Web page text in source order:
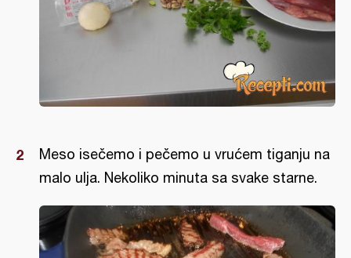
Meso isečemo i pečemo u vrućem tiganju na
malo ulja. Nekoliko minuta sa svake starne.